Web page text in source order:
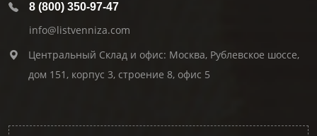
8 (800) 350-97-47
info@listvenniza.com
Центральный Склад и офис: Москва, Рублевское шоссе,
дом 151, корпус 3, строение 8, офис 5